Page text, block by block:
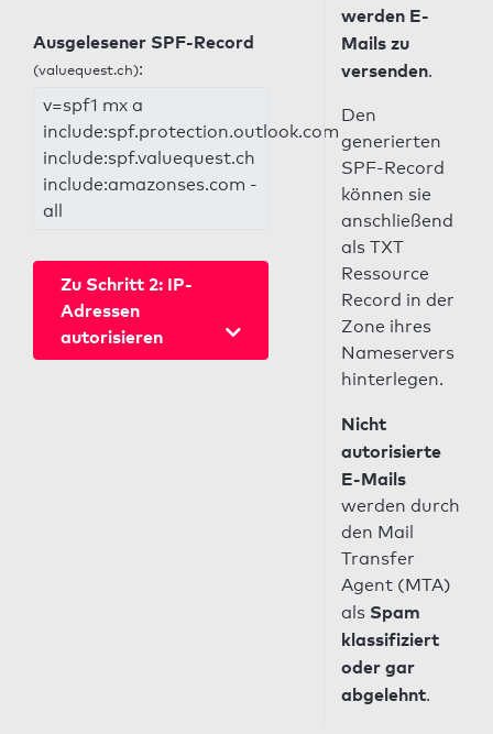
Ausgelesener SPF-Record
(valuequest.ch):
v=spf1 mx a
include:spf.protection.outlook.com
include:spf.valuequest.ch
include:amazonses.com -
all
Zu Schritt 2: IP-
Adressen
autorisieren
werden E-
Mails zu
versenden.
Den
generierten
SPF-Record
können sie
anschließend
als TXT
Ressource
Record in der
Zone ihres
Nameservers
hinterlegen.
Nicht
autorisierte
E-Mails
werden durch
den Mail
Transfer
Agent (MTA)
als Spam
klassifiziert
oder gar
abgelehnt.